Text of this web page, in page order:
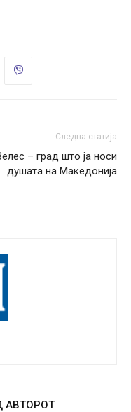
Следна статија
– град што ја носи
душата на Македонија
АВТОРОТ